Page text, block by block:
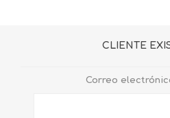
CLIENTE
Correo